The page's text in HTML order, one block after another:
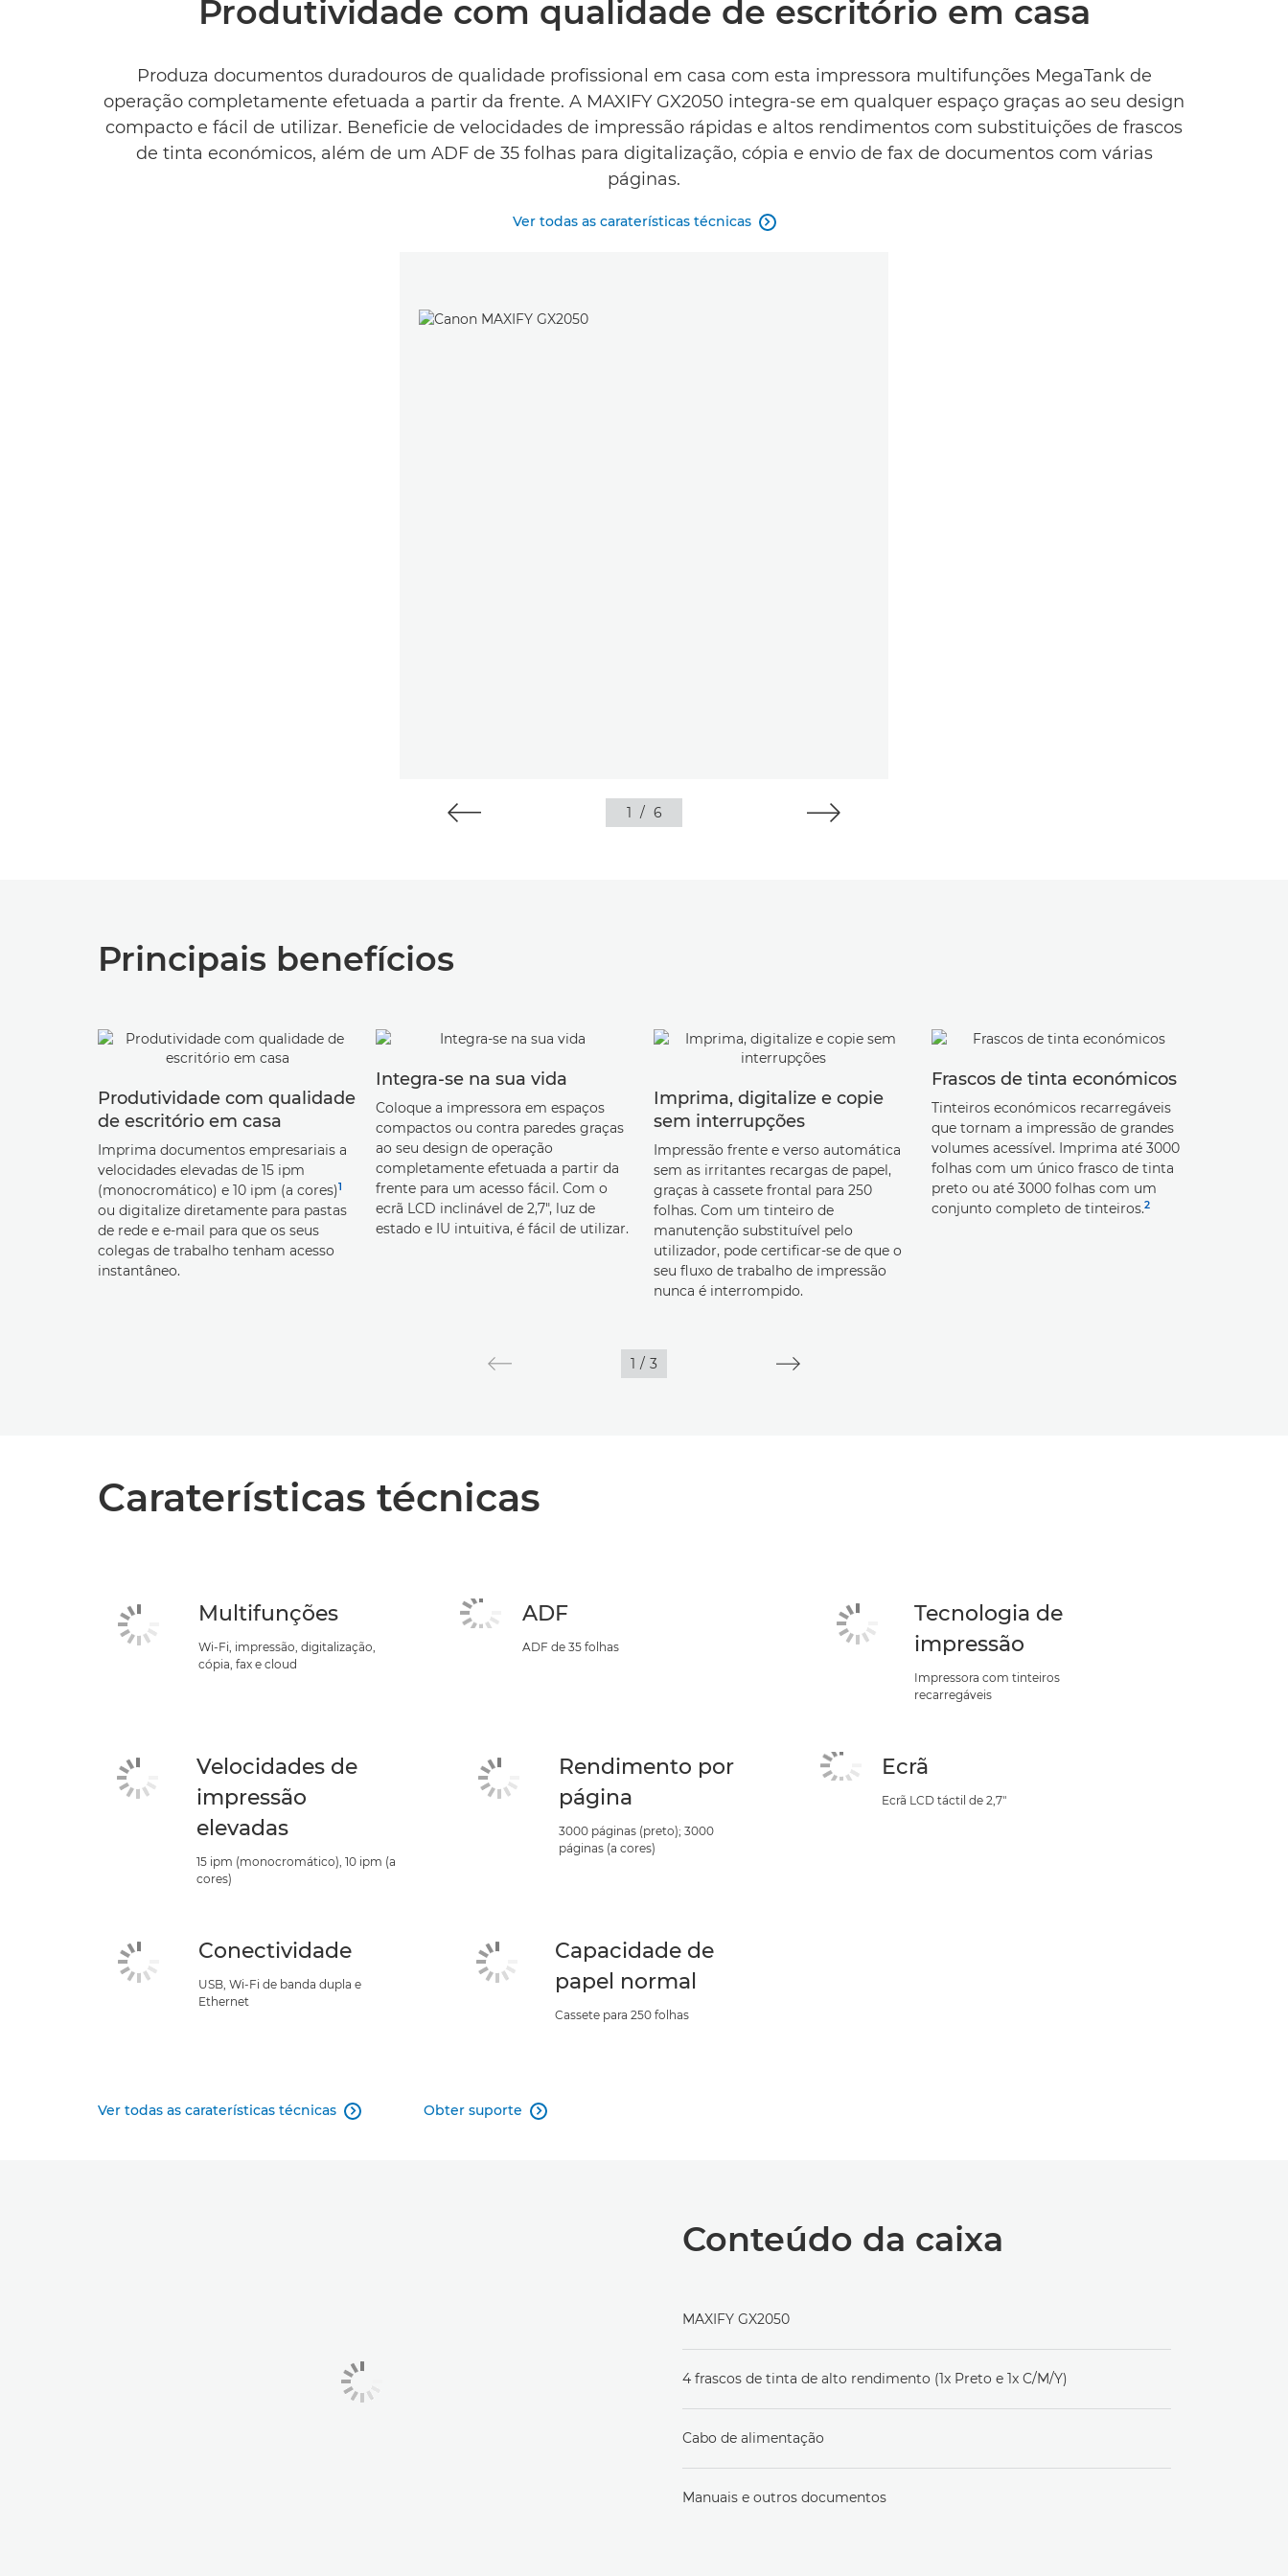
Produtividade com qualidade de escritório em casa
Produza documentos duradouros de qualidade profissional em casa com esta impressora multifunções MegaTank de
operação completamente efetuada a partir da frente. A MAXIFY GX2050 integra-se em qualquer espaço graças ao seu design
compacto e fácil de utilizar. Beneficie de velocidades de impressão rápidas e altos rendimentos com substituições de frascos
de tinta económicos, além de um ADF de 35 folhas para digitalização, cópia e envio de fax de documentos com várias
páginas.
Ver todas as caraterísticas técnicas 
1 / 6
Principais benefícios
Produtividade com qualidade
de escritório em casa
Imprima documentos empresariais a
velocidades elevadas de 15 ipm
(monocromático) e 10 ipm (a cores)1
ou digitalize diretamente para pastas
de rede e e-mail para que os seus
colegas de trabalho tenham acesso
instantâneo.
Integra-se na sua vida
Coloque a impressora em espaços
compactos ou contra paredes graças
ao seu design de operação
completamente efetuada a partir da
frente para um acesso fácil. Com o
ecrã LCD inclinável de 2,7", luz de
estado e IU intuitiva, é fácil de utilizar.
Imprima, digitalize e copie
sem interrupções
Impressão frente e verso automática
sem as irritantes recargas de papel,
graças à cassete frontal para 250
folhas. Com um tinteiro de
manutenção substituível pelo
utilizador, pode certificar-se de que o
seu fluxo de trabalho de impressão
nunca é interrompido.
Frascos de tinta económicos
Tinteiros económicos recarregáveis
que tornam a impressão de grandes
volumes acessível. Imprima até 3000
folhas com um único frasco de tinta
preto ou até 3000 folhas com um
conjunto completo de tinteiros.2
1 / 3
Caraterísticas técnicas
Multifunções
Wi-Fi, impressão, digitalização,
cópia, fax e cloud
ADF
ADF de 35 folhas
Tecnologia de
impressão
Impressora com tinteiros
recarregáveis
Velocidades de
impressão
elevadas
15 ipm (monocromático), 10 ipm (a
cores)
Rendimento por
página
3000 páginas (preto); 3000
páginas (a cores)
Ecrã
Ecrã LCD táctil de 2,7"
Conectividade
USB, Wi-Fi de banda dupla e
Ethernet
Capacidade de
papel normal
Cassete para 250 folhas
Ver todas as caraterísticas técnicas  Obter suporte 
Conteúdo da caixa
MAXIFY GX2050
4 frascos de tinta de alto rendimento (1x Preto e 1x C/M/Y)
Cabo de alimentação
Manuais e outros documentos